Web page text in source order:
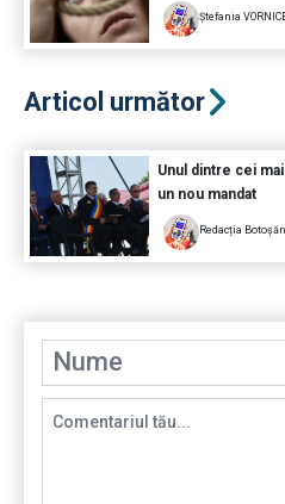
Ştefania
Articol următor
Unul dintre cei
un nou mandat
Redacția